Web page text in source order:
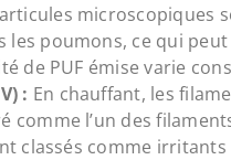
microscopiques
poumons, ce qui
de PUF émise varie
: En chauffant, les
l’un des
comme irritants